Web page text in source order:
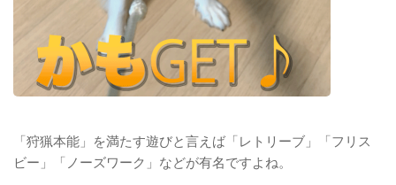
「狩猟本能」を満たす遊びと言えば「レトリーブ」「フリス
ビー」「ノーズワーク」などが有名ですよね。